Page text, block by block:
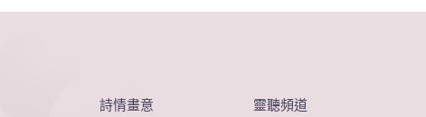
詩情畫意 靈聽頻道